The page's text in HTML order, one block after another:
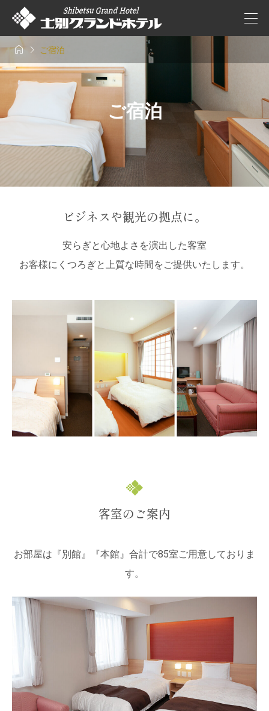
  ご宿泊
ご宿泊
ビジネスや観光の拠点に。
安らぎと心地よさを演出した客室
お客様にくつろぎと上質な時間をご提供いたします。
客室のご案内
お部屋は『別館』『本館』合計で85室ご用意しておりま
す。